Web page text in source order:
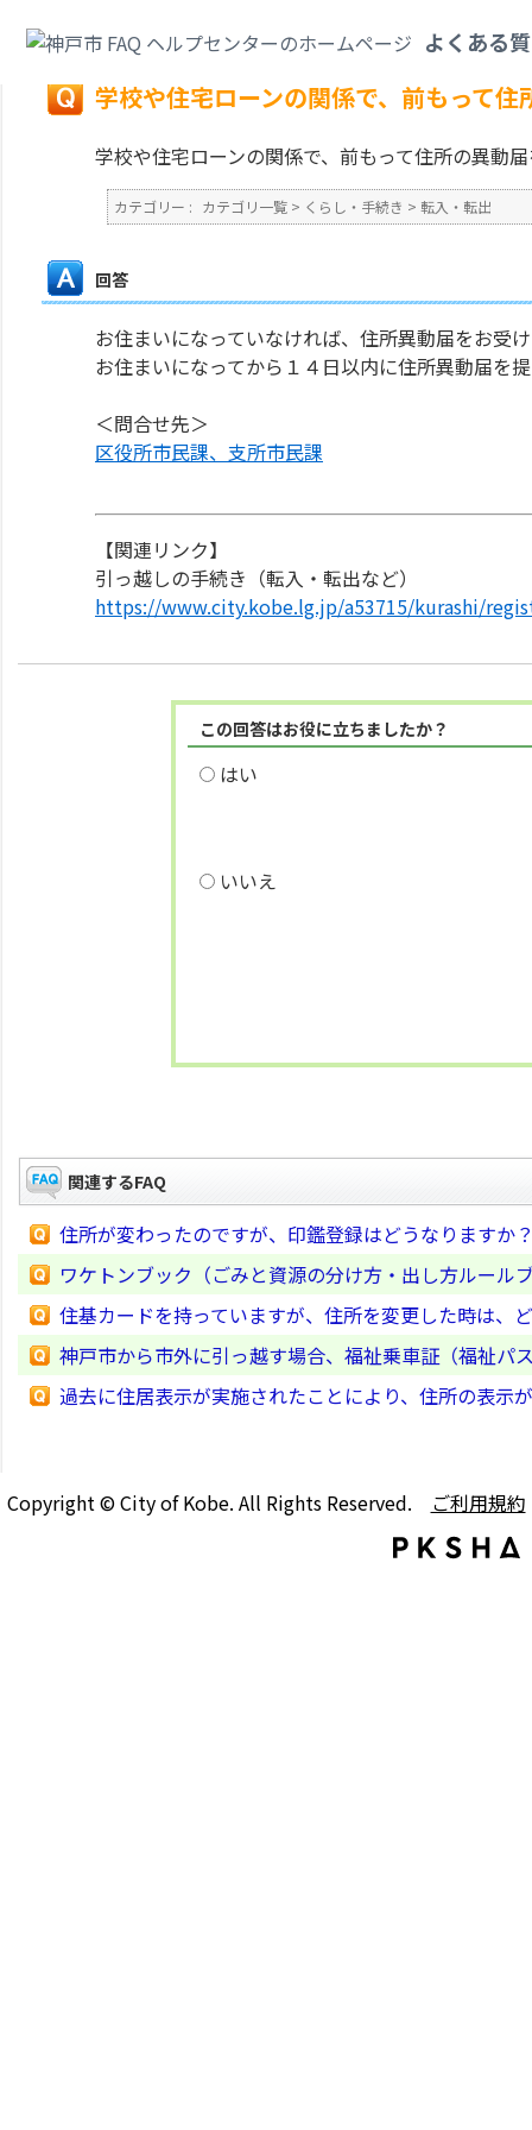
よくある
戻る
学校や住宅ローンの関係で、前もって
学校や住宅ローンの関係で、前もって住所の異動
カテゴリー : カテゴリ一覧 > くらし・手続き > 転入・転出
回答
お住まいになっていなければ、住所異動届をお受
お住まいになってから１４日以内に住所異動届を
＜問合せ先＞
区役所市民課、支所市民課
【関連リンク】
引っ越しの手続き（転入・転出など）
https://www.city.kobe.lg.jp/a53715/kurashi/
この回答はお役に立ちましたか？
はい
いいえ
関連するFAQ
住所が変わったのですが、印鑑登録はどうなりますか
ワケトンブック（ごみと資源の分け方・出し方ルール
住基カードを持っていますが、住所を変更した時は、
神戸市から市外に引っ越す場合、福祉乗車証（福祉パ
過去に住居表示が実施されたことにより、住所の表示
Copyright © City of Kobe. All Rights Reserved. ご利用規約